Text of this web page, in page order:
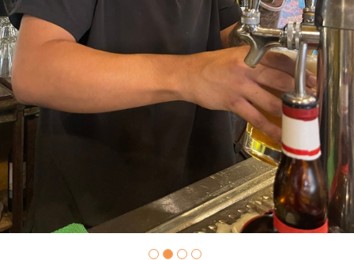
Beneficios de la empresa
¿Quieres unirte a nuestra familia?